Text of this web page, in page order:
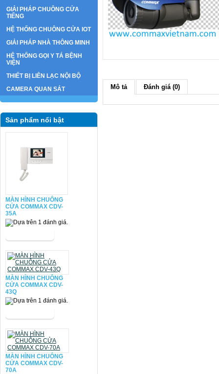
GIẢI PHÁP CHUÔNG CỬA
TIẾNG
HỆ THỐNG CHUÔNG CỬA IOT
GIẢI PHÁP NHÀ THÔNG MINH
HỆ THỐNG GỌI Y TÁ BỆNH
VIỆN
THIẾT BỊ LIÊN LẠC NỘI BỘ
CAMERA QUAN SÁT
Sản phẩm nổi bật
MÀN HÌNH CHUÔNG
CỬA COMMAX CDV-
35A
MÀN HÌNH CHUÔNG
CỬA COMMAX CDV-
43Q
MÀN HÌNH CHUÔNG
CỬA COMMAX CDV-
70A
Mô tả Đánh giá (0)